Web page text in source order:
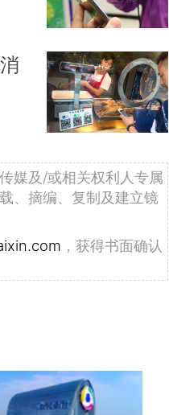
媒及/或相关权利人专属
、摘编、复制及建立镜
，获得书面确认